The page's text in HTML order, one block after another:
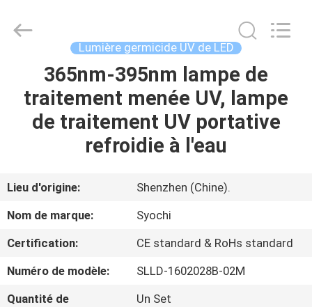
MAISON
PRODUITS
SUJET
DE
NOUS
VISITE
D'USINE
Syochi
Electronics
Lumière germicide UV de LED
365nm-395nm lampe de
traitement menée UV, lampe
de traitement UV portative
refroidie à l'eau
Lieu d'origine:
Shenzhen (Chine).
Nom de marque:
Syochi
Certification:
CE standard & RoHs standard
Numéro de modèle:
SLLD-1602028B-02M
Quantité de
Un Set